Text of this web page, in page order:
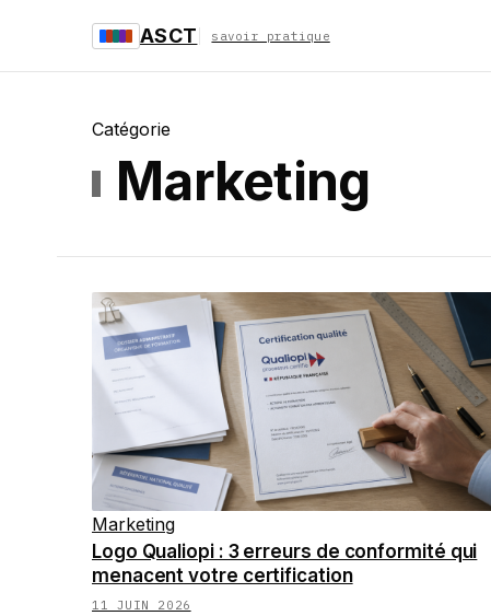
ASCT savoir pratique
Catégorie
Marketing
Marketing
Logo Qualiopi : 3 erreurs de conformité qui
menacent votre certification
11 JUIN 2026